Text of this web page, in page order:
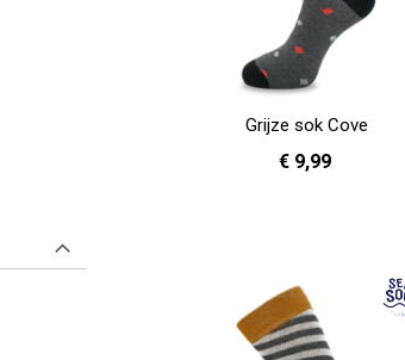
Grijze sok Cove
€ 9,99